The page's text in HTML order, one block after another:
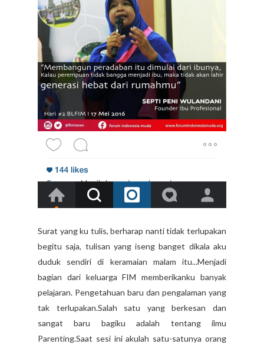
Surat yang ku tulis, berharap nanti tidak terlupakan
begitu saja, tulisan yang iseng banget dikala aku
duduk sendiri di keramaian malam itu...Menjadi
bagian dari keluarga FIM memberikanku banyak
pelajaran. Pengetahuan baru dan pengalaman yang
tak terlupakan.Salah satu yang berkesan dan
sangat baru bagiku adalah tentang ilmu
Parenting.Saat sesi ini akulah satu-satunya orang